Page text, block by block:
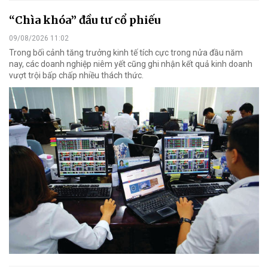
“Chìa khóa” đầu tư cổ phiếu
09/08/2026 11:02
Trong bối cảnh tăng trưởng kinh tế tích cực trong nửa đầu năm
nay, các doanh nghiệp niêm yết cũng ghi nhận kết quả kinh doanh
vượt trội bấp chấp nhiều thách thức.